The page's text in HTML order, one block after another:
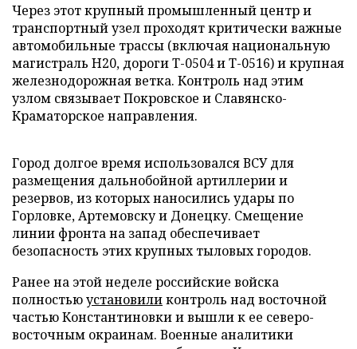
Через этот крупный промышленный центр и
транспортный узел проходят критически важные
автомобильные трассы (включая национальную
магистраль H20, дороги Т-0504 и Т-0516) и крупная
железнодорожная ветка. Контроль над этим
узлом связывает Покровское и Славянско-
Краматорское направления.
Город долгое время использовался ВСУ для
размещения дальнобойной артиллерии и
резервов, из которых наносились удары по
Горловке, Артемовску и Донецку. Смещение
линии фронта на запад обеспечивает
безопасность этих крупных тыловых городов.
Ранее на этой неделе российские войска
полностьюустановиликонтроль над восточной
частью Константиновки и вышли к ее северо-
восточным окраинам. Военные аналитики